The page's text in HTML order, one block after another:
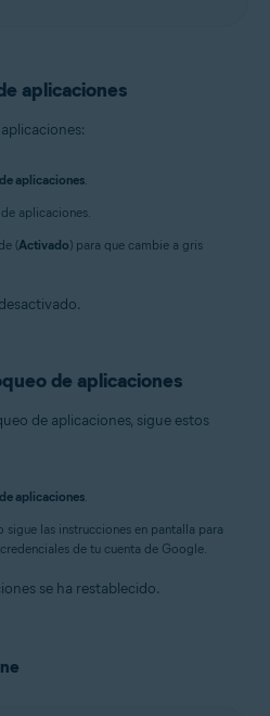
aplicaciones
aplicaciones.
aplicaciones.
(Activado) para que cambie a gris
de aplicaciones
de aplicaciones, sigue estos
aplicaciones.
sigue las instrucciones en pantalla para
de tu cuenta de Google.
se ha restablecido.